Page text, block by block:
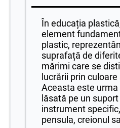
În educația
element
plastic,
suprafață de
mărimi care se
lucrării prin
Aceasta este urma
lăsată pe un
instrument
pensula, creionul